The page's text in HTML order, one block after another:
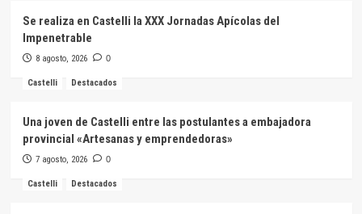
Se realiza en Castelli la XXX Jornadas Apícolas del
Impenetrable
8 agosto, 2026 0
Castelli Destacados
Una joven de Castelli entre las postulantes a embajadora
provincial «Artesanas y emprendedoras»
7 agosto, 2026 0
Castelli Destacados